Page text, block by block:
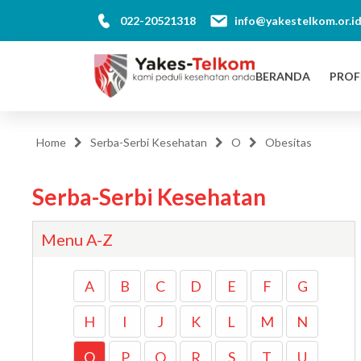
022-20521318 info@yakestelkom.or.id
BERANDA
Home Serba-Serbi Kesehatan O Obesitas
Serba-Serbi Kesehatan
Menu A-Z
A B C D E F
G
H
I J K L M
N
O
P Q R S T
U